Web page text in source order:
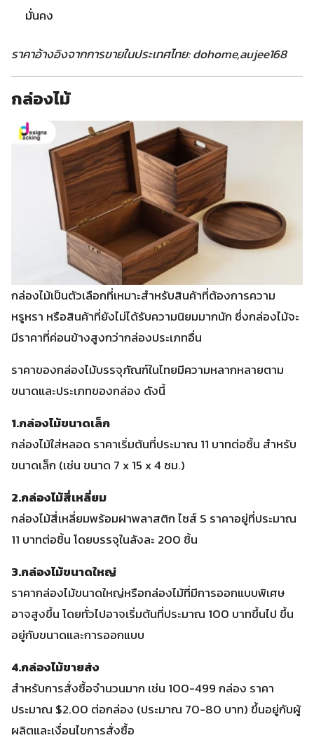
มั่นคง
ราคาอ้างอิงจากการขายในประเทศไทย: dohome,aujee168
กล่องไม้
กล่องไม้เป็นตัวเลือกที่เหมาะสำหรับสินค้าที่ต้องการความ
หรูหรา หรือสินค้าที่ยังไม่ได้รับความนิยมมากนัก ซึ่งกล่องไม้จะ
มีราคาที่ค่อนข้างสูงกว่ากล่องประเภทอื่น
ราคาของกล่องไม้บรรจุภัณฑ์ในไทยมีความหลากหลายตาม
ขนาดและประเภทของกล่อง ดังนี้
1.กล่องไม้ขนาดเล็ก
กล่องไม้ใส่หลอด ราคาเริ่มต้นที่ประมาณ 11 บาทต่อชิ้น สำหรับ
ขนาดเล็ก (เช่น ขนาด 7 x 15 x 4 ซม.)
2.กล่องไม้สี่เหลี่ยม
กล่องไม้สี่เหลี่ยมพร้อมฝาพลาสติก ไซส์ S ราคาอยู่ที่ประมาณ
11 บาทต่อชิ้น โดยบรรจุในลังละ 200 ชิ้น
3.กล่องไม้ขนาดใหญ่
ราคากล่องไม้ขนาดใหญ่หรือกล่องไม้ที่มีการออกแบบพิเศษ
อาจสูงขึ้น โดยทั่วไปอาจเริ่มต้นที่ประมาณ 100 บาทขึ้นไป ขึ้น
อยู่กับขนาดและการออกแบบ
4.กล่องไม้ขายส่ง
สำหรับการสั่งซื้อจำนวนมาก เช่น 100-499 กล่อง ราคา
ประมาณ $2.00 ต่อกล่อง (ประมาณ 70-80 บาท) ขึ้นอยู่กับผู้
ผลิตและเงื่อนไขการสั่งซื้อ